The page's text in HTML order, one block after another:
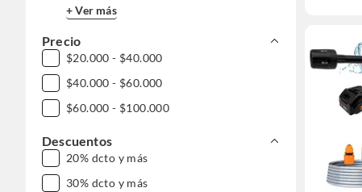
+ Ver más
Precio
$20.000 - $40.000
$40.000 - $60.000
$60.000 - $100.000
Descuentos
20% dcto y más
30% dcto y más